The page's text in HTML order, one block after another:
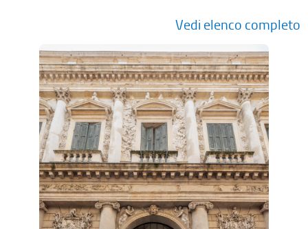
Vedi elenco completo